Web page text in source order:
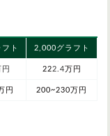
ト 2,000グラフト
222.4万円
円 200~230万円